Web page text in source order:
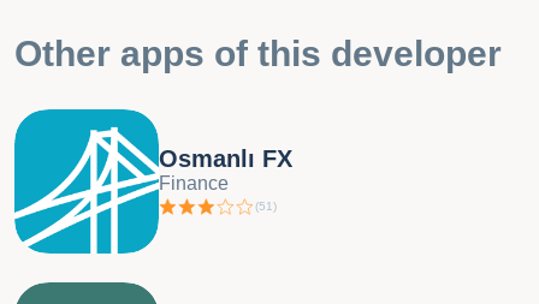
Other apps of this developer
Osmanlı FX
Finance
(51)